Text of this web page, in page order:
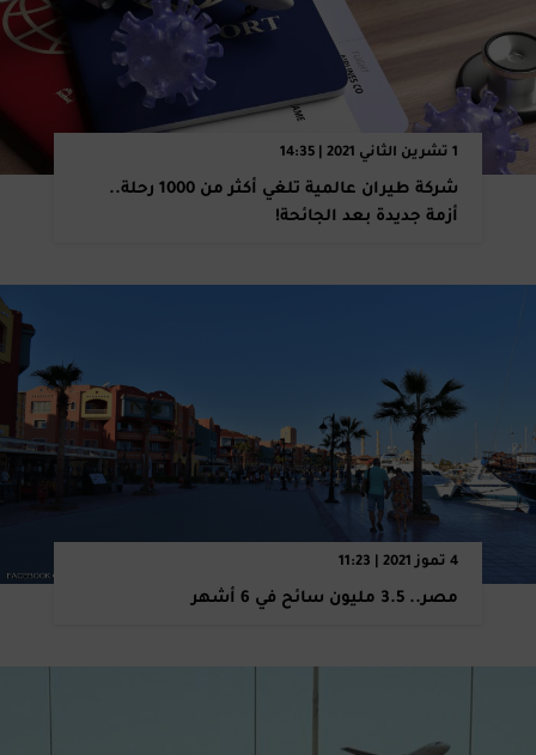
1 تشرين الثاني 2021 | 14:35
شركة طيران عالمية تلغي أكثر من 1000 رحلة..
أزمة جديدة بعد ‏الجائحة‎!‎
4 تموز 2021 | 11:23
مصر.. 3.5 مليون سائح في 6 أشهر